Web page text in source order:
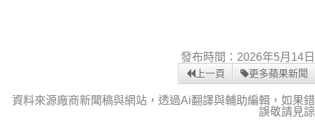
發布時間：2026年5月14日
上一頁 更多蘋果新聞
資料來源廠商新聞稿與網站，透過Ai翻譯與輔助編輯，如果錯
誤敬請見諒